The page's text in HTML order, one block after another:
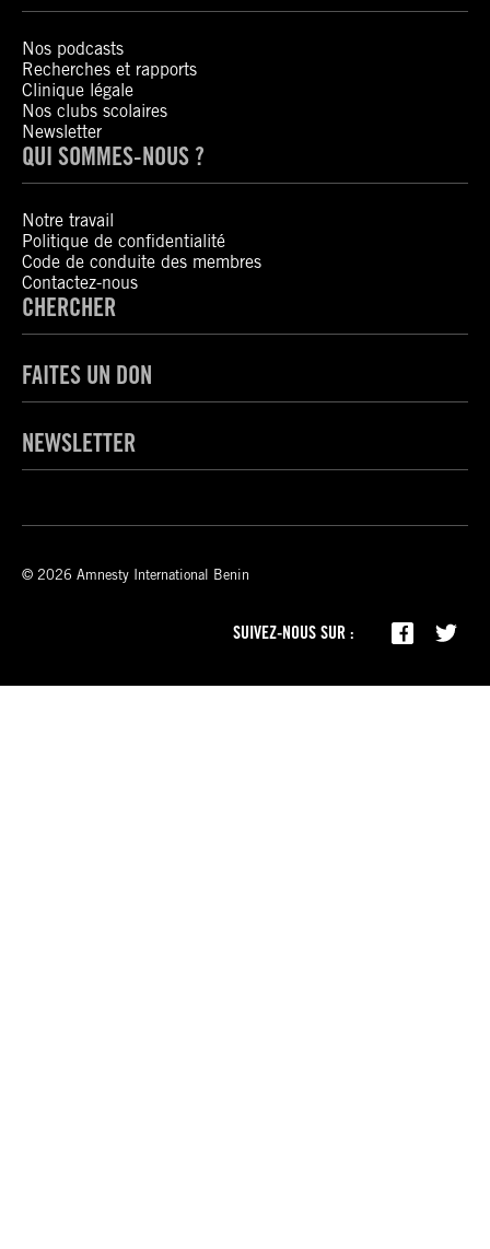
Nos podcasts
Recherches et rapports
Clinique légale
Nos clubs scolaires
Newsletter
QUI SOMMES-NOUS ?
Notre travail
Politique de confidentialité
Code de conduite des membres
Contactez-nous
CHERCHER
FAITES UN DON
NEWSLETTER
© 2026 Amnesty International Benin
SUIVEZ-NOUS SUR :